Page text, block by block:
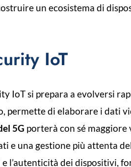
un ecosistema di
IoT
IoT si prepara a evolversi
permette di elaborare i dati
5G porterà con sé
e una gestione più attenta
l’autenticità dei dispositivi,